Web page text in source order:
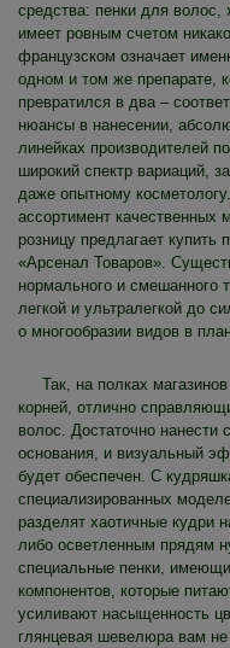
средства: пенки для волос,
имеет ровным счетом
французском означает
одном и том же препарате,
превратился в два –
нюансы в нанесении,
линейках производителей
широкий спектр вариаций,
даже опытному
ассортимент качественных
розницу предлагает купить
«Арсенал Товаров».
нормального и смешанного
легкой и ультралегкой до
о многообразии видов в
Так, на полках
корней, отлично
волос. Достаточно нанести
основания, и визуальный
будет обеспечен. С
специализированных
разделят хаотичные кудри
либо осветленным прядям
специальные пенки,
компонентов, которые
усиливают насыщенность
глянцевая шевелюра вам